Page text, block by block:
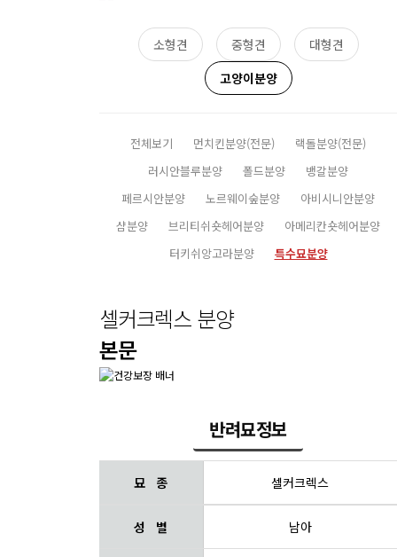
소형견 중형견
대형견
고양이분양
전체보기 먼치킨분양(전문)
랙돌분양(전문)
러시안블루분양
폴드분양
뱅갈분양
페르시안분양
노르웨이숲분양
아비시니안분양
샴분양
브리티쉬숏헤어분양
아메리칸숏헤어분양
터키쉬앙고라분양
특수묘분양
셀커크렉스 분양
본문
반려묘정보
묘 종 셀커크렉스
성 별 남아